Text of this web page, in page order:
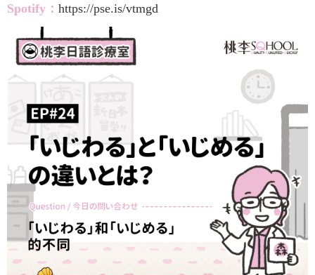
Spotify： https://pse.is/vtmgd